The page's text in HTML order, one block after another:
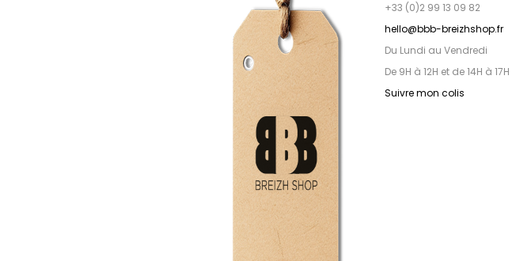
+33 (0)2 99 13 09 82
hello@bbb-breizhshop.fr
Du Lundi au Vendredi
De 9H à 12H et de 14H à 17H
Suivre mon colis